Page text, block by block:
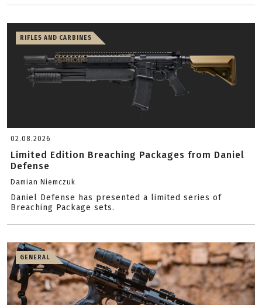
RIFLES AND CARBINES
02.08.2026
Limited Edition Breaching Packages from Daniel
Defense
Damian Niemczuk
Daniel Defense has presented a limited series of
Breaching Package sets.
GENERAL